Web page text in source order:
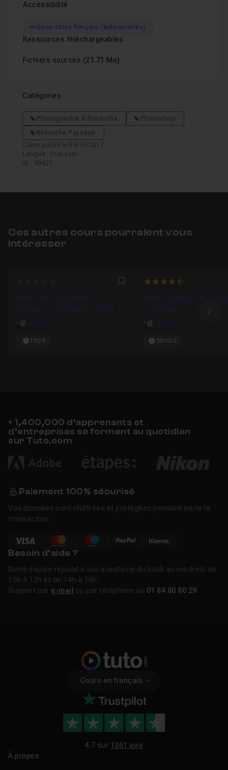
Accessibilité
Sous-titres français (autogénérés)
Ressources téléchargeables
Fichiers sources (21.71 Mo)
Catégories
Photographie & Retouche
Photoshop
Retouche Paysage
Cours publié le 04/10/2017
Langue : Français
ID : 90671
Ces autres cours pourraient vous
intéresser
Favori
Atelier développement et
trucages numériques - Partie 1
Julien Pons
1h26
4.6428571428571
Atelier pratique
et trucage
Julien Pons
50m02
+ 1,400,000 d’apprenants et
d’entreprises se forment au quotidien
sur Tuto.com
Paiement 100% sécurisé
Vos données sont chiffrées et protégées pendant toute la
transaction.
Besoin d’aide ?
Notre équipe répond à vos questions du lundi au vendredi de
10h à 12h et de 14h à 16h.
Support par e-mail ou par téléphone au 01 84 80 80 29
Cours en français
4.7 sur 1361 avis
À propos